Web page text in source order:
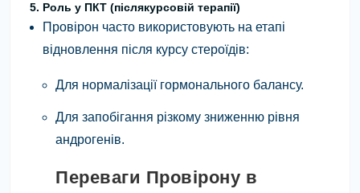
5. Роль у ПКТ (післякурсовій терапії)
Провірон часто використовують на етапі
відновлення після курсу стероїдів:
Для нормалізації гормонального балансу.
Для запобігання різкому зниженню рівня
андрогенів.
Переваги Провірону в